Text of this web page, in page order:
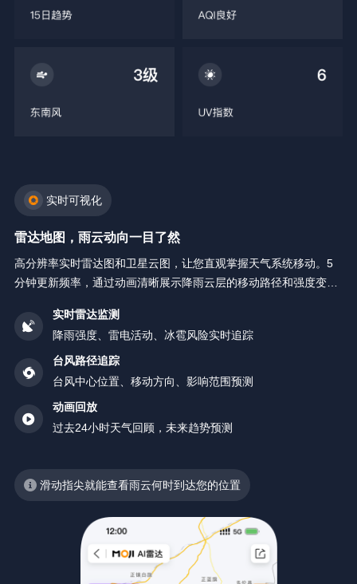
实时可视化
雷达地图，雨云动向一目了然
高分辨率实时雷达图和卫星云图，让您直观掌握天气系统移动。5
分钟更新频率，通过动画清晰展示降雨云层的移动路径和强度变
实时雷达监测
降雨强度、雷电活动、冰雹风险实时追踪
台风路径追踪
台风中心位置、移动方向、影响范围预测
动画回放
过去24小时天气回顾，未来趋势预测
滑动指尖就能查看雨云何时到达您的位置